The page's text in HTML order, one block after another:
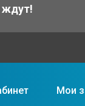
ждут!
Мои